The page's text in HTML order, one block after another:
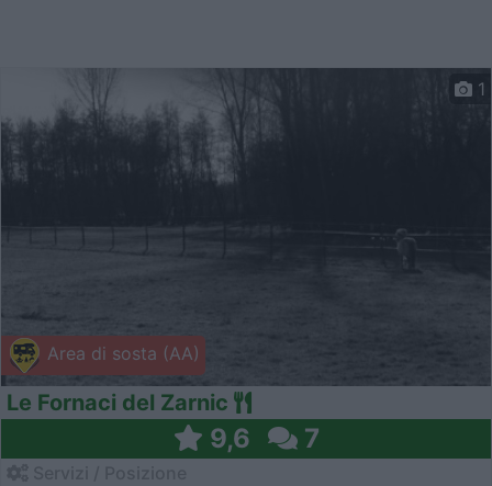
Area di sosta (AA)
1
Le Fornaci del Zarnic
9,6 7